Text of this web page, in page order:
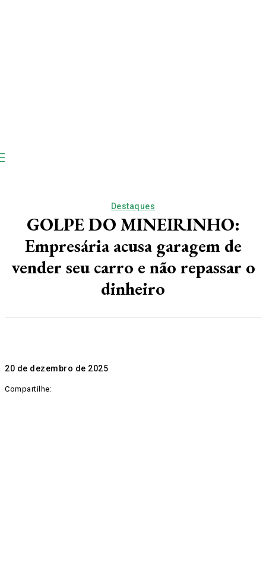
Destaques
GOLPE DO MINEIRINHO:
Empresária acusa garagem de
vender seu carro e não repassar o
dinheiro
20 de dezembro de 2025
Compartilhe: